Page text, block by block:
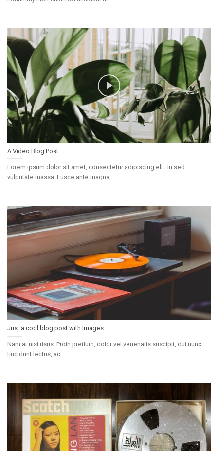
A Video Blog Post
Lorem ipsum dolor sit amet, consectetur adipiscing elit. In sed
vulputate massa. Fusce ante magna,
Just a cool blog post with Images
Nam at nisi risus. Proin pretium, dolor vel venenatis suscipit, dui nunc
tincidunt lectus, ac